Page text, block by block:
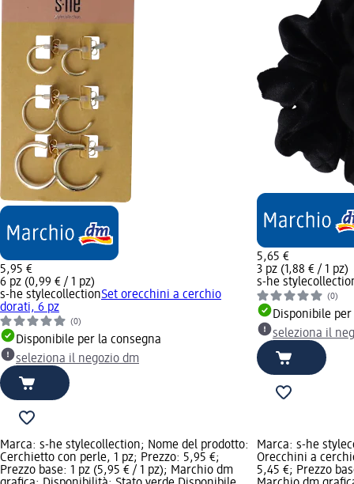
5,95 €
6 pz (0,99 € / 1 pz)
s-he stylecollectionSet orecchini a cerchio
dorati, 6 pz
(0)
Disponibile per la consegna
seleziona il negozio dm
5,65 €
3 pz (1,88 € / 1 pz)
s-he
(0)
Disponibile
seleziona il
Marca: s-he stylecollection; Nome del prodotto:
Cerchietto con perle, 1 pz; Prezzo: 5,95 €;
Prezzo base: 1 pz (5,95 € / 1 pz); Marchio dm
Marca: s-he
Orecchini a
5,45 €; Prezzo